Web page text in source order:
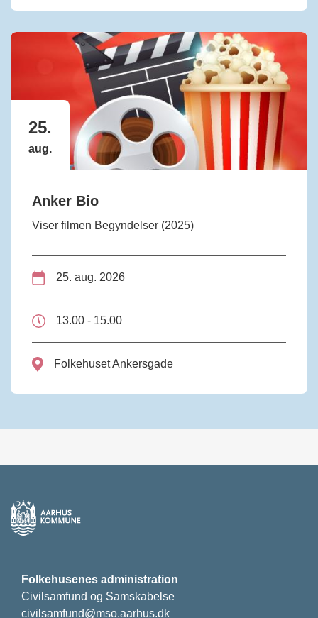
25.
aug.
Anker Bio
Viser filmen Begyndelser (2025)
25. aug. 2026
13.00 - 15.00
Folkehuset Ankersgade
Folkehusenes administration
Civilsamfund og Samskabelse
civilsamfund@mso.aarhus.dk